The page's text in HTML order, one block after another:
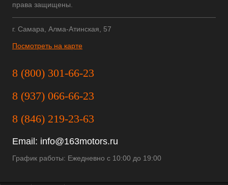
права защищены.
г. Самара, Алма-Атинская, 57
Посмотреть на карте
8 (800) 301-66-23
8 (937) 066-66-23
8 (846) 219-23-63
Email: info@163motors.ru
График работы: Ежедневно с 10:00 до 19:00